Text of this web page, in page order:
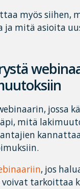
myös siihen,
mitä asioita
jossa
mitä
, jos
tarkoittaa